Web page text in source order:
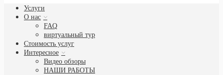
Услуги
О нас
FAQ
виртуальный тур
Стоимость услуг
Интересное
Видео обзоры
НАШИ РАБОТЫ